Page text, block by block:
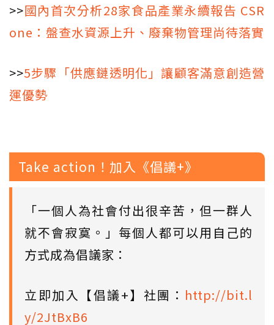
>>國內首次分析28家食品產業永續報告 CSR
one：盤查水資源上升、廢棄物管理尚待落實
>>5步驟「供應鏈透明化」讓顧客滿意創造營
運優勢
Take action！加入《倡議+》
「一個人為社會付出很辛苦，但一群人
就不會寂寞。」每個人都可以用自己的
方式成為倡議家：
立即加入【倡議+】社團： http://bit.l
y/2JtBxB6